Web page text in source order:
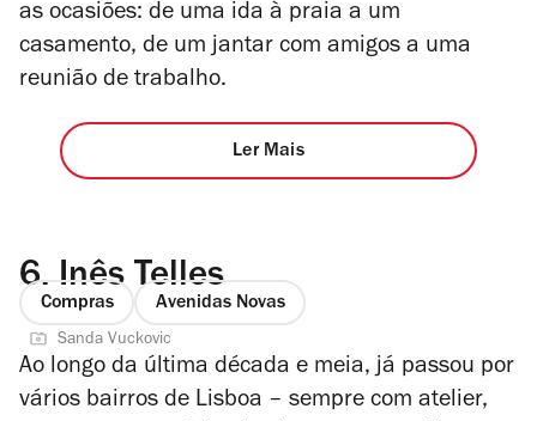
as ocasiões: de uma ida à praia a um
casamento, de um jantar com amigos a uma
reunião de trabalho.
Ler Mais
6. Inês Telles
Compras Avenidas Novas
Sanda Vuckovic
Ao longo da última década e meia, já passou por
vários bairros de Lisboa – sempre com atelier,